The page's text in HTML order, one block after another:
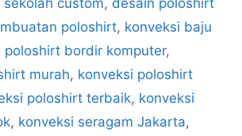
poloshirt, konveksi baju
poloshirt bordir komputer,
murah, konveksi poloshirt
poloshirt terbaik, konveksi
, konveksi seragam Jakarta,